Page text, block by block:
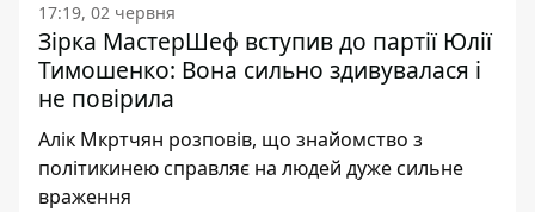
17:19, 02 червня
Зірка МастерШеф вступив до партії Юлії
Тимошенко: Вона сильно здивувалася і
не повірила
Алік Мкртчян розповів, що знайомство з
політикинею справляє на людей дуже сильне
враження